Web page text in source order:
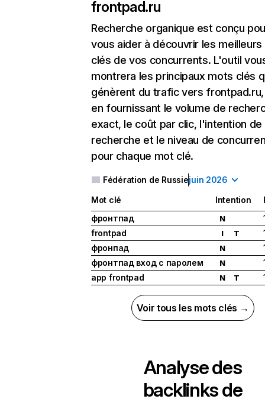
frontpad.ru
Recherche organique est conçu
vous aider à découvrir les
clés de vos concurrents. L'outil
montrera les principaux mots clés
génèrent du trafic vers
en fournissant le volume de
exact, le coût par clic, l'intention de
recherche et le niveau de
pour chaque mot clé.
Fédération de Russiejuin 2026
Mot clé Intention
фронтпад
N
frontpad
I T
фронпад
N
фронтпад вход с паролем
N
app frontpad
N T
Voir tous les mots clés →
Analyse des
backlinks de